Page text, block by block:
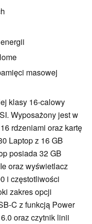
masowej
klasy 16-calowy
Wyposażony jest w
rdzeniami oraz kartę
Laptop z 16 GB
posiada 32 GB
oraz wyświetlacz
i częstotliwości
zakres opcji
C z funkcją Power
oraz czytnik linii